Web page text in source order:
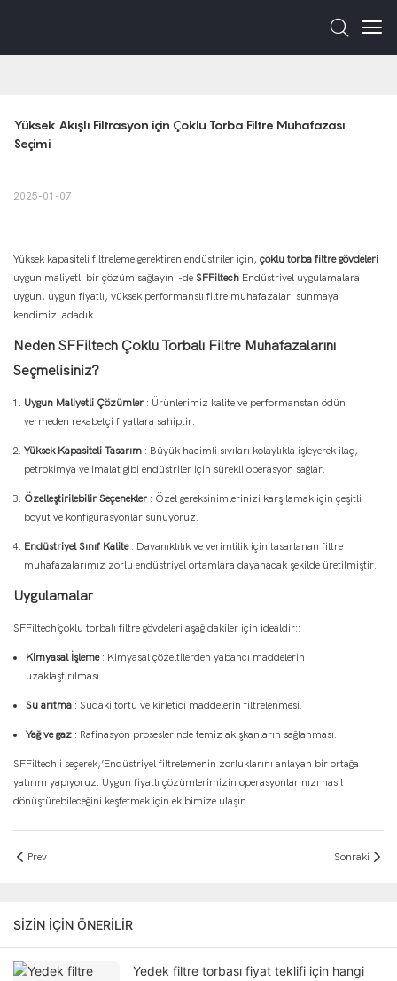
Yüksek Akışlı Filtrasyon için Çoklu Torba Filtre Muhafazası
Seçimi
2025-01-07
Yüksek kapasiteli filtreleme gerektiren endüstriler için, çoklu torba filtre gövdeleri
uygun maliyetli bir çözüm sağlayın. -de SFFiltech Endüstriyel uygulamalara
uygun, uygun fiyatlı, yüksek performanslı filtre muhafazaları sunmaya
kendimizi adadık.
Neden SFFiltech Çoklu Torbalı Filtre Muhafazalarını
Seçmelisiniz?
Uygun Maliyetli Çözümler : Ürünlerimiz kalite ve performanstan ödün
vermeden rekabetçi fiyatlara sahiptir.
Yüksek Kapasiteli Tasarım : Büyük hacimli sıvıları kolaylıkla işleyerek ilaç,
petrokimya ve imalat gibi endüstriler için sürekli operasyon sağlar.
Özelleştirilebilir Seçenekler : Özel gereksinimlerinizi karşılamak için çeşitli
boyut ve konfigürasyonlar sunuyoruz.
Endüstriyel Sınıf Kalite : Dayanıklılık ve verimlilik için tasarlanan filtre
muhafazalarımız zorlu endüstriyel ortamlara dayanacak şekilde üretilmiştir.
Uygulamalar
SFFiltech’çoklu torbalı filtre gövdeleri aşağıdakiler için idealdir::
Kimyasal İşleme : Kimyasal çözeltilerden yabancı maddelerin
uzaklaştırılması.
Su arıtma : Sudaki tortu ve kirletici maddelerin filtrelenmesi.
Yağ ve gaz : Rafinasyon proseslerinde temiz akışkanların sağlanması.
SFFiltech'i seçerek,’Endüstriyel filtrelemenin zorluklarını anlayan bir ortağa
yatırım yapıyoruz. Uygun fiyatlı çözümlerimizin operasyonlarınızı nasıl
dönüştürebileceğini keşfetmek için ekibimize ulaşın.
Prev Sonraki
SIZIN IÇIN ÖNERILIR
Yedek filtre torbası fiyat teklifi için hangi